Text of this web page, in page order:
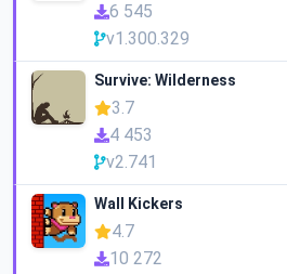
6 545
v1.300.329
Survive: Wilderness
3.7
4 453
v2.741
Wall Kickers
4.7
10 272